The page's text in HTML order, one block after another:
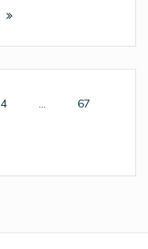
Page
4 … Page
67